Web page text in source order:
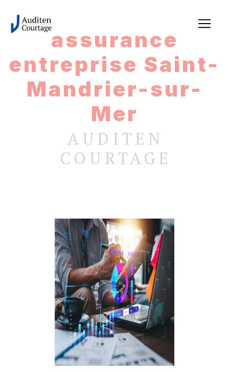
assurance
entreprise Saint-
Mandrier-sur-
Mer
AUDITEN
COURTAGE